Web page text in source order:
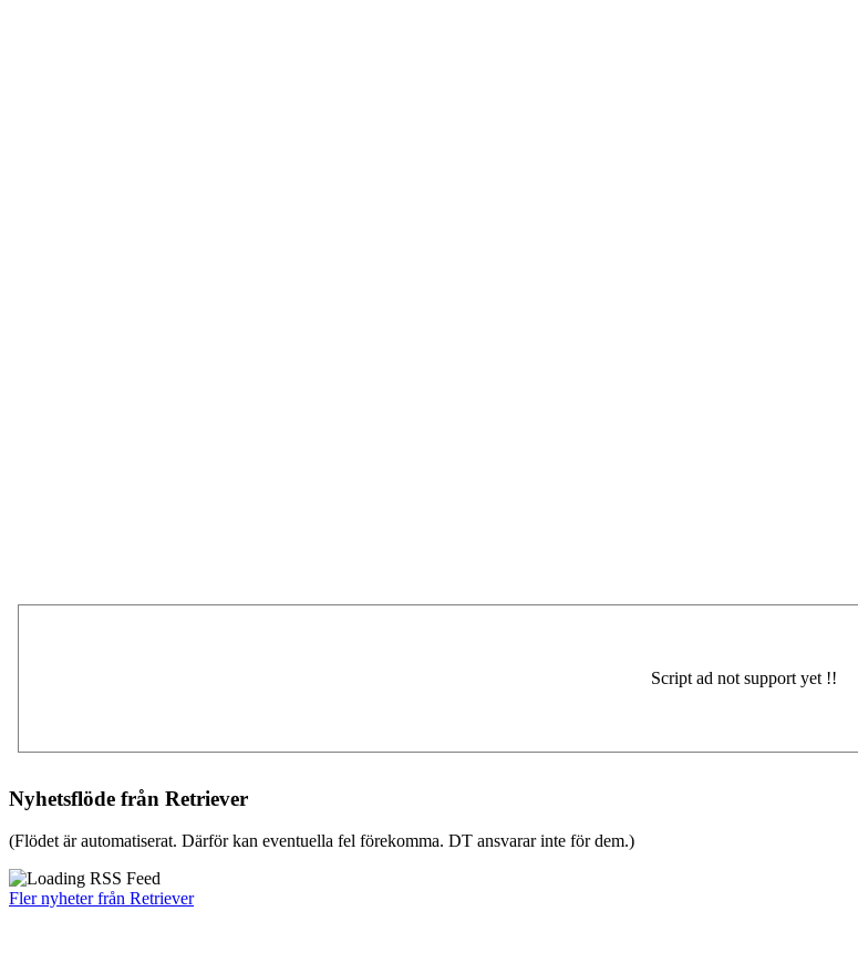
Nyhetsflöde från Retriever
(Flödet är automatiserat. Därför kan eventuella fel förekomma. DT ansvarar inte för dem.)
Fler nyheter från Retriever